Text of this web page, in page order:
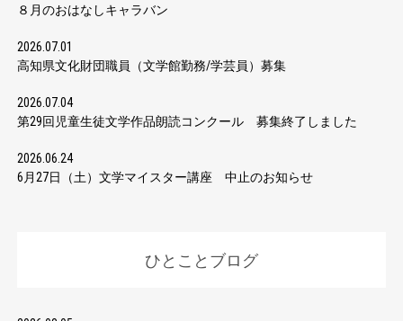
８月のおはなしキャラバン
2026.07.01
高知県文化財団職員（文学館勤務/学芸員）募集
2026.07.04
第29回児童生徒文学作品朗読コンクール 募集終了しました
2026.06.24
6月27日（土）文学マイスター講座 中止のお知らせ
ひとことブログ